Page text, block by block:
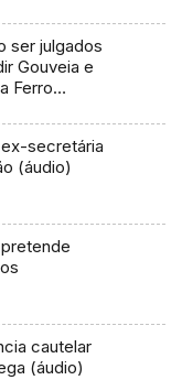
ser julgados
Gouveia e
Ferro
secretária
(áudio)
cautelar
(áudio)